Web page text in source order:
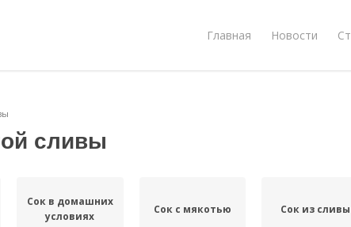
Главная Новости
сливы
Сок в домашних
условиях
Сок с мякотью Сок из сливы